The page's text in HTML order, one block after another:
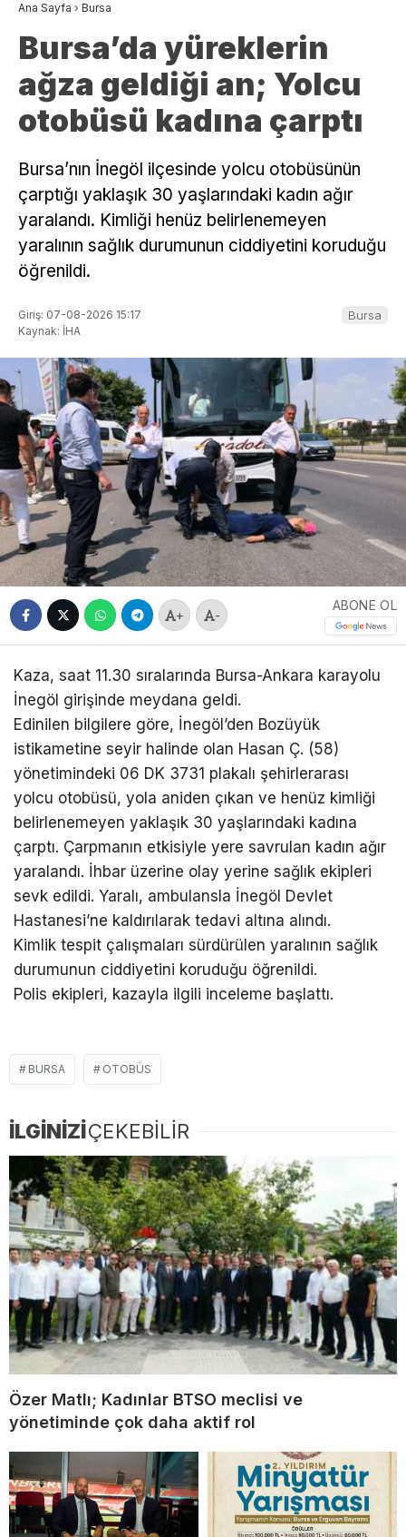
Ana Sayfa › Bursa
Bursa’da yüreklerin
ağza geldiği an; Yolcu
otobüsü kadına çarptı
Bursa’nın İnegöl ilçesinde yolcu otobüsünün
çarptığı yaklaşık 30 yaşlarındaki kadın ağır
yaralandı. Kimliği henüz belirlenemeyen
yaralının sağlık durumunun ciddiyetini koruduğu
öğrenildi.
Giriş: 07-08-2026 15:17
Kaynak: İHA
Bursa
+ -
ABONE OL
Kaza, saat 11.30 sıralarında Bursa-Ankara karayolu
İnegöl girişinde meydana geldi.
Edinilen bilgilere göre, İnegöl’den Bozüyük
istikametine seyir halinde olan Hasan Ç. (58)
yönetimindeki 06 DK 3731 plakalı şehirlerarası
yolcu otobüsü, yola aniden çıkan ve henüz kimliği
belirlenemeyen yaklaşık 30 yaşlarındaki kadına
çarptı. Çarpmanın etkisiyle yere savrulan kadın ağır
yaralandı. İhbar üzerine olay yerine sağlık ekipleri
sevk edildi. Yaralı, ambulansla İnegöl Devlet
Hastanesi’ne kaldırılarak tedavi altına alındı.
Kimlik tespit çalışmaları sürdürülen yaralının sağlık
durumunun ciddiyetini koruduğu öğrenildi.
Polis ekipleri, kazayla ilgili inceleme başlattı.
BURSA OTOBÜS
İLGİNİZİÇEKEBİLİR
Özer Matlı; Kadınlar BTSO meclisi ve
yönetiminde çok daha aktif rol